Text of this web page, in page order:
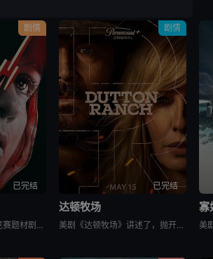
剧情
已完结
美剧《星城》为太空竞赛题材剧《为全人类》的衍生剧，是同一设定下的全新篇章。《星城》将我们带回太空竞赛另类历史重述的关键时刻——苏联成为首个实现载人登月的国家。但这次，我们将从铁幕后方探索这个故事，展现
剧情
已完结
达顿牧场
美剧《达顿牧场》讲述了，抛开《黄石》时期经历的阴影，Beth和Rip努力共筑未来，但他们遭遇了残酷的新现实，以及一家不择手段、只为保住自己帝国的无情敌对牧场。在南得克萨斯州，血脉之深远胜于一切，宽恕转
寡